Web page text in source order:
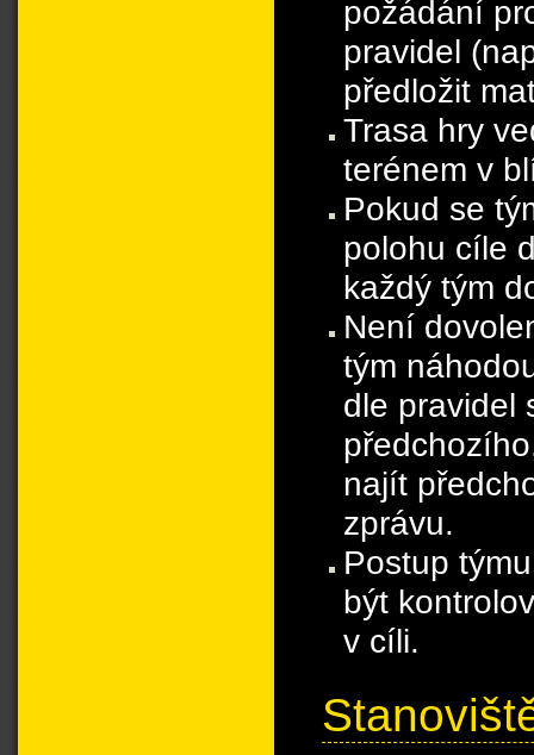
požádání
pravidel
předložit
Trasa hry
terénem v
Pokud se
polohu cíle
každý tým
Není
tým
dle pravidel
najít
zprávu.
Postup
být
v cíli.